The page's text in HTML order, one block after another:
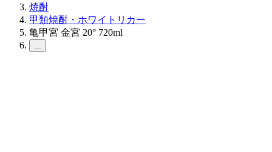
焼酎
甲類焼酎・ホワイトリカー
亀甲宮 金宮 20° 720ml
...